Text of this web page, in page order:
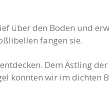
über den Boden und
fangen sie.
Dem Ästling der
konnten wir im dichten